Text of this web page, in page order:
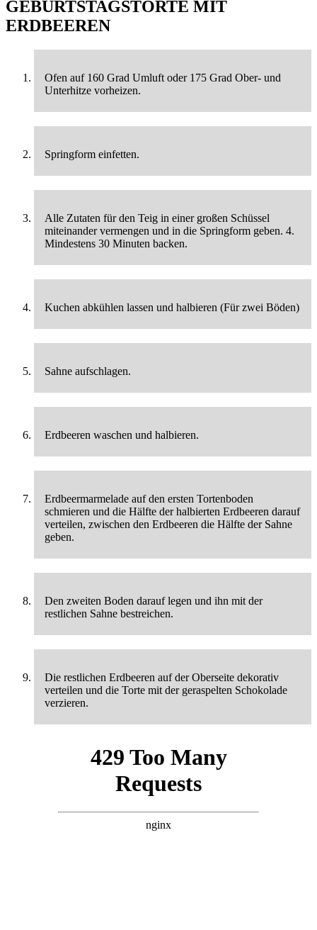
GEBURTSTAGSTORTE MIT
ERDBEEREN
Ofen auf 160 Grad Umluft oder 175 Grad Ober- und
Unterhitze vorheizen.
Springform einfetten.
Alle Zutaten für den Teig in einer großen Schüssel
miteinander vermengen und in die Springform geben. 4.
Mindestens 30 Minuten backen.
Kuchen abkühlen lassen und halbieren (Für zwei Böden)
Sahne aufschlagen.
Erdbeeren waschen und halbieren.
Erdbeermarmelade auf den ersten Tortenboden
schmieren und die Hälfte der halbierten Erdbeeren darauf
verteilen, zwischen den Erdbeeren die Hälfte der Sahne
geben.
Den zweiten Boden darauf legen und ihn mit der
restlichen Sahne bestreichen.
Die restlichen Erdbeeren auf der Oberseite dekorativ
verteilen und die Torte mit der geraspelten Schokolade
verzieren.